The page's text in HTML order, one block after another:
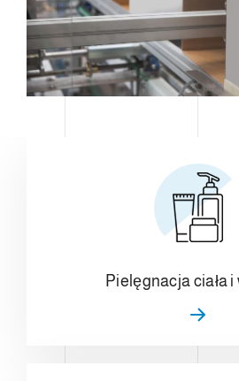
Pielęgnacja ciała i